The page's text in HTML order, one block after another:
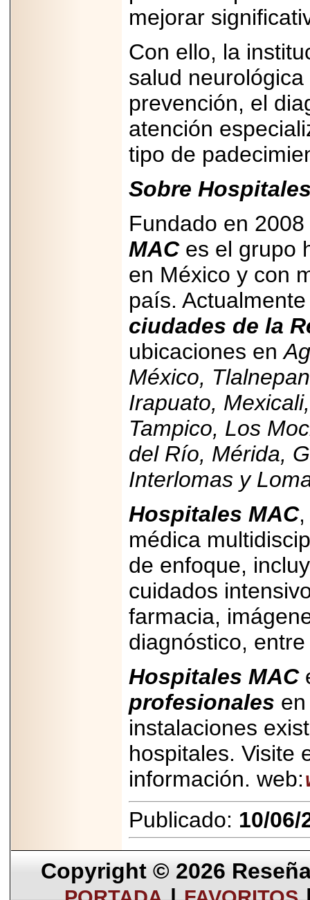
mejorar
Con ello, la
salud
prevención, el
atención
tipo de
Sobre
Fundado en
MACes el grupo
en México y con
país.
ciudades de la
ubicaciones en
México,
Irapuato,
Tampico, Los
del Río, Mérida,
Interlomas y
Hospitales MAC,
médica
de enfoque,
cuidados
farmacia,
diagnóstico,
Hospitales MAC
profesionales
instalaciones
hospitales. Visite
información. web:
Publicado: 10/06/
Copyright © 2026